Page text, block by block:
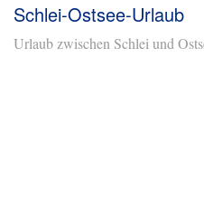
Schlei-Ostsee-Urlaub
Urlaub zwischen Schlei und